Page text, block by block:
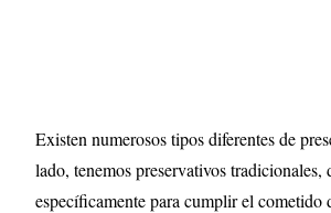
Existen numerosos tipos diferentes de
lado, tenemos preservativos tradicionales,
específicamente para cumplir el cometido